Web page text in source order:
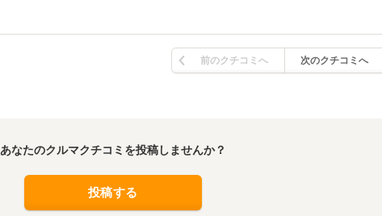
前のクチコミへ 次のクチコミへ
あなたのクルマクチコミを投稿しませんか？
投稿する